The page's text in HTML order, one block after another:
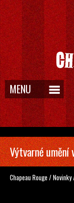
MENU
Výtvarné umění
Chapeau Rouge /Novinky